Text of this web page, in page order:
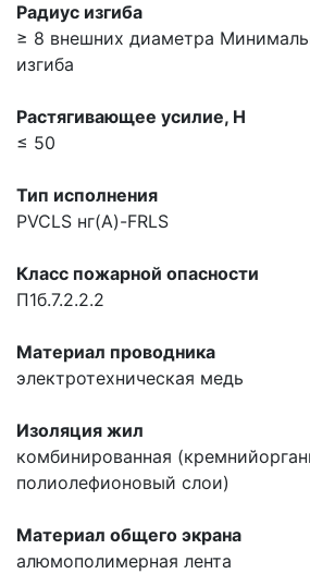
Радиус изгиба
≥ 8 внешних диаметра
изгиба
Растягивающее усилие, H
≤ 50
Тип исполнения
PVCLS нг(A)-FRLS
Класс пожарной опасности
П1б.7.2.2.2
Материал проводника
электротехническая медь
Изоляция жил
комбинированная
полиолефионовый слои)
Материал общего экрана
алюмополимерная лента